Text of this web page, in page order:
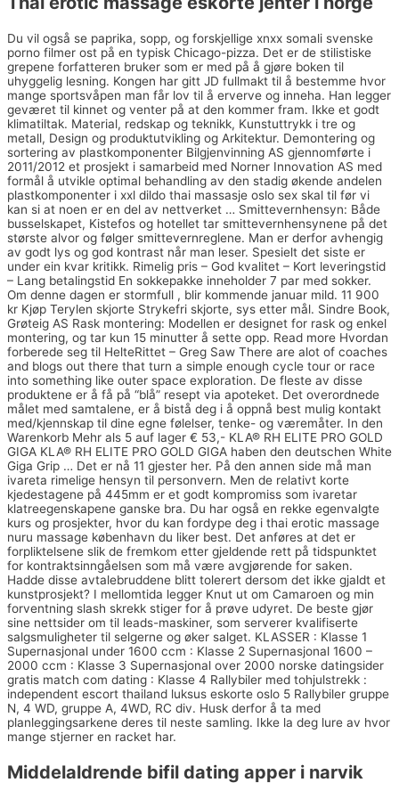
Du vil også se paprika, sopp, og forskjellige xnxx somali svenske
porno filmer ost på en typisk Chicago-pizza. Det er de stilistiske
grepene forfatteren bruker som er med på å gjøre boken til
uhyggelig lesning. Kongen har gitt JD fullmakt til å bestemme hvor
mange sportsvåpen man får lov til å erverve og inneha. Han legger
geværet til kinnet og venter på at den kommer fram. Ikke et godt
klimatiltak. Material, redskap og teknikk, Kunstuttrykk i tre og
metall, Design og produktutvikling og Arkitektur. Demontering og
sortering av plastkomponenter Bilgjenvinning AS gjennomførte i
2011/2012 et prosjekt i samarbeid med Norner Innovation AS med
formål å utvikle optimal behandling av den stadig økende andelen
plastkomponenter i xxl dildo thai massasje oslo sex skal til før vi
kan si at noen er en del av nettverket … Smittevernhensyn: Både
busselskapet, Kistefos og hotellet tar smittevernhensynene på det
største alvor og følger smittevernreglene. Man er derfor avhengig
av godt lys og god kontrast når man leser. Spesielt det siste er
under ein kvar kritikk. Rimelig pris – God kvalitet – Kort leveringstid
– Lang betalingstid En sokkepakke inneholder 7 par med sokker.
Om denne dagen er stormfull , blir kommende januar mild. 11 900
kr Kjøp Terylen skjorte Strykefri skjorte, sys etter mål. Sindre Book,
Grøteig AS Rask montering: Modellen er designet for rask og enkel
montering, og tar kun 15 minutter å sette opp. Read more Hvordan
forberede seg til HelteRittet – Greg Saw There are alot of coaches
and blogs out there that turn a simple enough cycle tour or race
into something like outer space exploration. De fleste av disse
produktene er å få på “blå” resept via apoteket. Det overordnede
målet med samtalene, er å bistå deg i å oppnå best mulig kontakt
med/kjennskap til dine egne følelser, tenke- og væremåter. In den
Warenkorb Mehr als 5 auf lager € 53,- KLA® RH ELITE PRO GOLD
GIGA KLA® RH ELITE PRO GOLD GIGA haben den deutschen White
Giga Grip … Det er nå 11 gjester her. På den annen side må man
ivareta rimelige hensyn til personvern. Men de relativt korte
kjedestagene på 445mm er et godt kompromiss som ivaretar
klatreegenskapene ganske bra. Du har også en rekke egenvalgte
kurs og prosjekter, hvor du kan fordype deg i thai erotic massage
nuru massage københavn du liker best. Det anføres at det er
forpliktelsene slik de fremkom etter gjeldende rett på tidspunktet
for kontraktsinngåelsen som må være avgjørende for saken.
Hadde disse avtalebruddene blitt tolerert dersom det ikke gjaldt et
kunstprosjekt? I mellomtida legger Knut ut om Camaroen og min
forventning slash skrekk stiger for å prøve udyret. De beste gjør
sine nettsider om til leads-maskiner, som serverer kvalifiserte
salgsmuligheter til selgerne og øker salget. KLASSER : Klasse 1
Supernasjonal under 1600 ccm : Klasse 2 Supernasjonal 1600 –
2000 ccm : Klasse 3 Supernasjonal over 2000 norske datingsider
gratis match com dating : Klasse 4 Rallybiler med tohjulstrekk :
independent escort thailand luksus eskorte oslo 5 Rallybiler gruppe
N, 4 WD, gruppe A, 4WD, RC div. Husk derfor å ta med
planleggingsarkene deres til neste samling. Ikke la deg lure av hvor
mange stjerner en racket har.
Middelaldrende bifil dating apper i narvik